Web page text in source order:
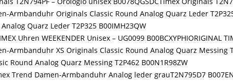
Quarz Leder T2P325 B00IMH23QW
ORIGINAL
Round Analog Quarz Messing T2P462 B00N1R98ZW